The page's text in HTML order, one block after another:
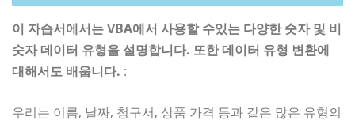
이 자습서에서는 VBA에서 사용할 수있는 다양한 숫자 및 비
숫자 데이터 유형을 설명합니다. 또한 데이터 유형 변환에
대해서도 배웁니다. :
우리는 이름, 날짜, 청구서, 상품 가격 등과 같은 많은 유형의